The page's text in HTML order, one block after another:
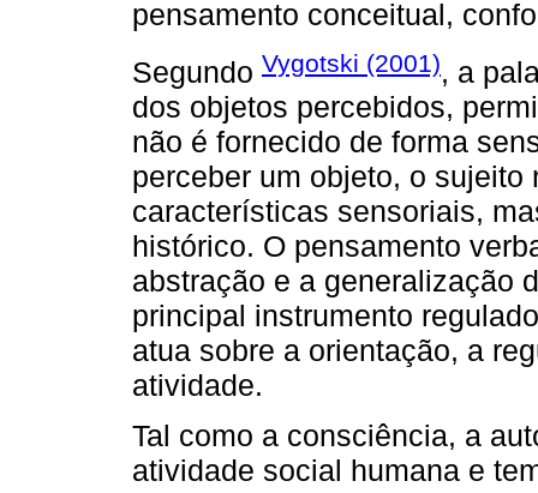
pensamento conceitual,
Segundo Vygotski (2001), a
dos objetos percebidos,
não é fornecido de forma
perceber um objeto, o
características sensoriais,
histórico. O pensamento
abstração e a generalização
principal instrumento
atua sobre a orientação, a
atividade.
Tal como a consciência, a
atividade social humana e